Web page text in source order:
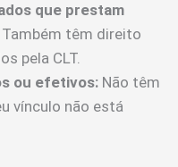
que prestam
Também têm direito
pela CLT.
ou efetivos: Não têm
vínculo não está